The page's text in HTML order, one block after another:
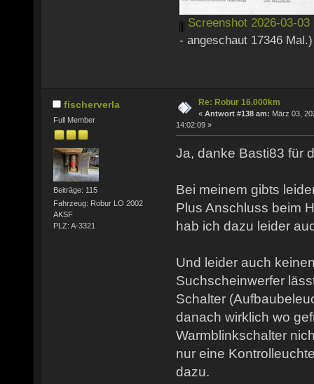
Screenshot 2026-03-03
- angeschaut 17346 Mal.)
fischerverla
Full Member
Beiträge: 115
Fahrzeug: Robur LO 2002
AKSF
PLZ: A-3321
Re: Robur 16.000km
« Antwort #138 am: März 03,
14:02:09 »
Ja, danke Basti83 für
Bei meinem gibts
Plus Anschluss beim
hab ich dazu leider
Und leider auch
Suchscheinwerfer
Schalter
danach wirklich wo
Warmblinkschalter
nur eine
dazu.